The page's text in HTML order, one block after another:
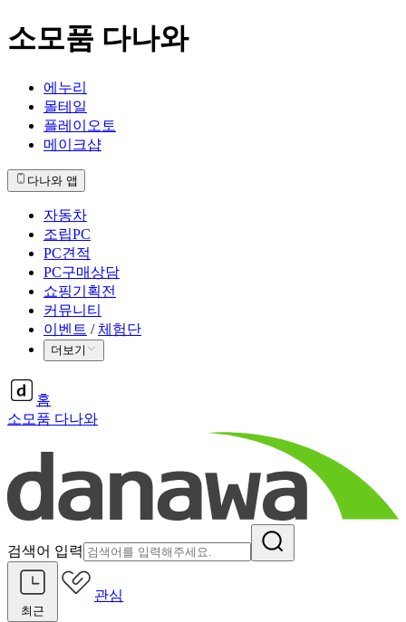
소모품 다나와
에누리
몰테일
플레이오토
메이크샵
다나와 앱
자동차
조립PC
PC견적
PC구매상담
쇼핑기획전
커뮤니티
이벤트 / 체험단
더보기
홈
소모품 다나와
검색어 입력
최근
관심